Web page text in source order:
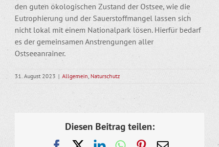
den guten ökologischen Zustand der Ostsee, wie die
Eutrophierung und der Sauerstoffmangel lassen sich
nicht lokal mit einem Nationalpark lösen. Hierfür bedarf
es der gemeinsamen Anstrengungen aller
Ostseeanrainer.
31. August 2023 | Allgemein Naturschutz
Diesen Beitrag teilen: